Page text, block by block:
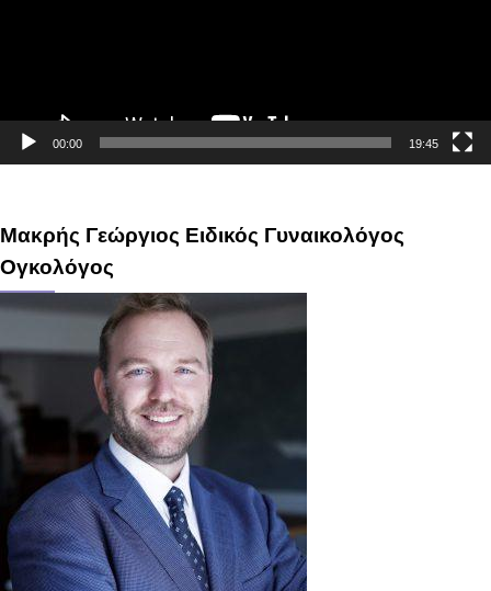
00:00 19:45
Μακρής Γεώργιος Ειδικός Γυναικολόγος
Ογκολόγος